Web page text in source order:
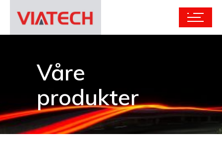
Våre
produkter